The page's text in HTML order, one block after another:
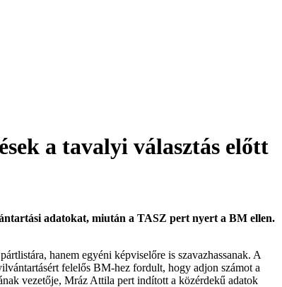
a tavalyi választás előtt
adatokat, miután a TASZ pert nyert a BM ellen.
hanem egyéni képviselőre is szavazhassanak. A
felelős BM-hez fordult, hogy adjon számot a
vezetője, Mráz Attila pert indított a közérdekű adatok